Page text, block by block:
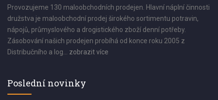
Provozujeme 130 maloobchodních prodejen. Hlavní náplní činnosti
družstva je maloobchodní prodej širokého sortimentu potravin,
nápojů, průmyslového a drogistického zboží denní potřeby.
Zásobování našich prodejen probíhá od konce roku 2005 z
Distribučního a log... zobrazit více
Poslední novinky